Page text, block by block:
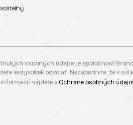
osobných údajov je spoločnosť
kedykoľvek odvolať. Nezabudnite, že v
nájdete v Ochrane osobných